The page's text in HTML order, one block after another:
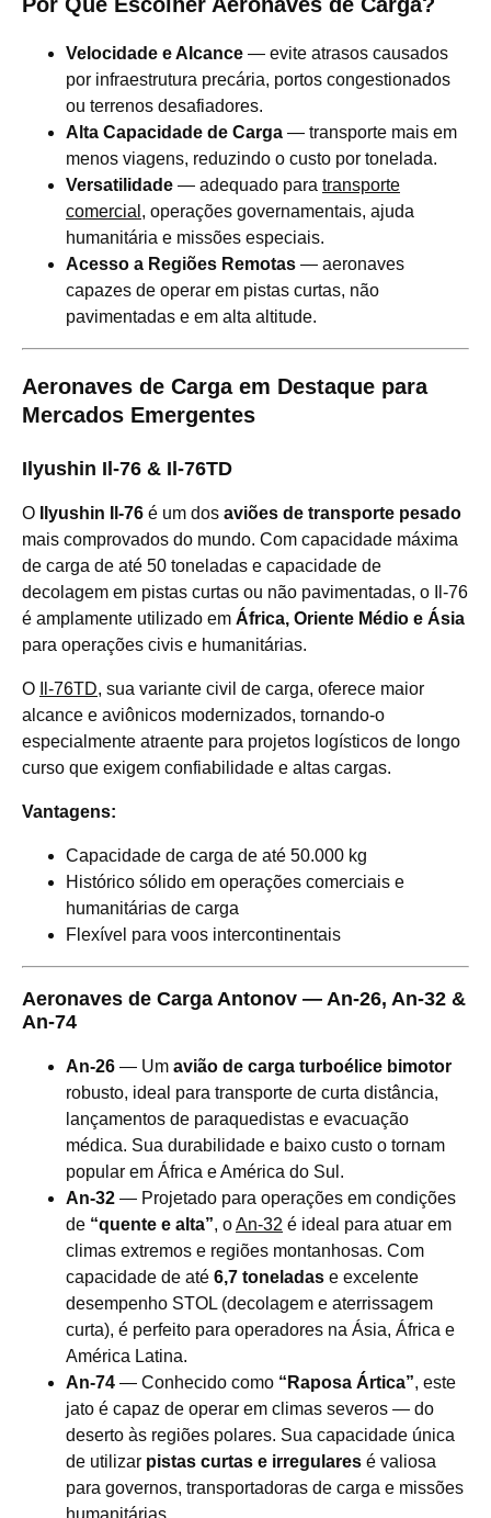
Por Que Escolher Aeronaves de Carga?
Velocidade e Alcance — evite atrasos causados
por infraestrutura precária, portos congestionados
ou terrenos desafiadores.
Alta Capacidade de Carga — transporte mais em
menos viagens, reduzindo o custo por tonelada.
Versatilidade — adequado para transporte
comercial , operações governamentais, ajuda
humanitária e missões especiais.
Acesso a Regiões Remotas — aeronaves
capazes de operar em pistas curtas, não
pavimentadas e em alta altitude.
Aeronaves de Carga em Destaque para
Mercados Emergentes
Ilyushin Il-76 & Il-76TD
O Ilyushin Il-76 é um dos aviões de transporte pesado
mais comprovados do mundo. Com capacidade máxima
de carga de até 50 toneladas e capacidade de
decolagem em pistas curtas ou não pavimentadas, o Il-76
é amplamente utilizado em África, Oriente Médio e Ásia
para operações civis e humanitárias.
O Il-76TD, sua variante civil de carga, oferece maior
alcance e aviônicos modernizados, tornando-o
especialmente atraente para projetos logísticos de longo
curso que exigem confiabilidade e altas cargas.
Vantagens:
Capacidade de carga de até 50.000 kg
Histórico sólido em operações comerciais e
humanitárias de carga
Flexível para voos intercontinentais
Aeronaves de Carga Antonov — An-26, An-32 &
An-74
An-26 — Um avião de carga turboélice bimotor
robusto, ideal para transporte de curta distância,
lançamentos de paraquedistas e evacuação
médica. Sua durabilidade e baixo custo o tornam
popular em África e América do Sul.
An-32 — Projetado para operações em condições
de “quente e alta”, oAn-32 é ideal para atuar em
climas extremos e regiões montanhosas. Com
capacidade de até 6,7 toneladas e excelente
desempenho STOL (decolagem e aterrissagem
curta), é perfeito para operadores na Ásia, África e
América Latina.
An-74 — Conhecido como “Raposa Ártica”, este
jato é capaz de operar em climas severos — do
deserto às regiões polares. Sua capacidade única
de utilizar pistas curtas e irregulares é valiosa
para governos, transportadoras de carga e missões
humanitárias.